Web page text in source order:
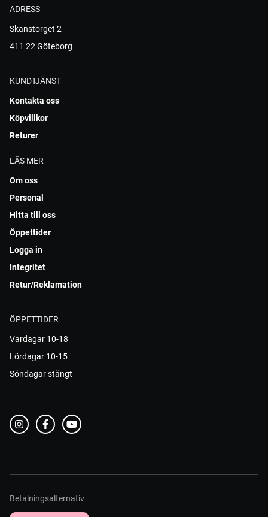
ADRESS
Skanstorget 2
411 22 Göteborg
KUNDTJÄNST
Kontakta oss
Köpvillkor
Returer
LÄS MER
Om oss
Personal
Hitta till oss
Öppettider
Logga in
Integritet
Retur/Reklamation
ÖPPETTIDER
Vardagar 10-18
Lördagar 10-15
Söndagar stängt
Betalningsalternativ